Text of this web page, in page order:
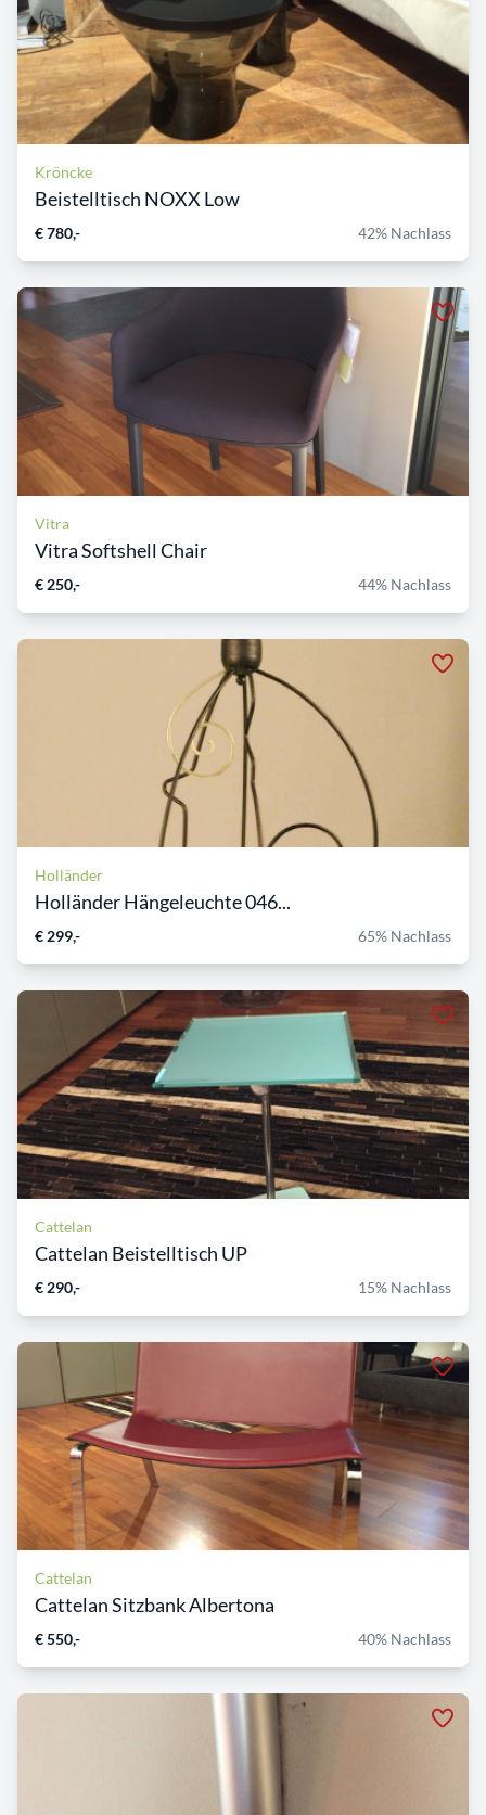
Kröncke
Beistelltisch NOXX Low
€ 780,- 42% Nachlass
Vitra
Vitra Softshell Chair
€ 250,- 44% Nachlass
Holländer
Holländer Hängeleuchte 046...
€ 299,- 65% Nachlass
Cattelan
Cattelan Beistelltisch UP
€ 290,- 15% Nachlass
Cattelan
Cattelan Sitzbank Albertona
€ 550,- 40% Nachlass